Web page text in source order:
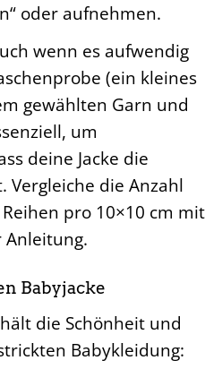
oder aufnehmen.
wenn es aufwendig
(ein kleines
gewählten Garn und
um
deine Jacke die
Vergleiche die Anzahl
pro 10×10 cm mit
Anleitung.
Babyjacke
die Schönheit und
Babykleidung: